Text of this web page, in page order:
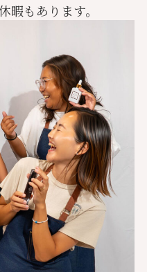
暇もあります。